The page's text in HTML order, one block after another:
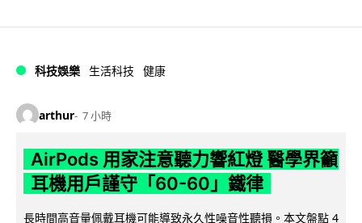
科技娛樂 生活科技 健康
arthur 7 小時
AirPods 用家注意聽力響紅燈 醫學界籲
耳機用戶謹守「60-60」鐵律
長時間高音量佩戴耳機可能導致永久性噪音性聽損。本文盤點 4